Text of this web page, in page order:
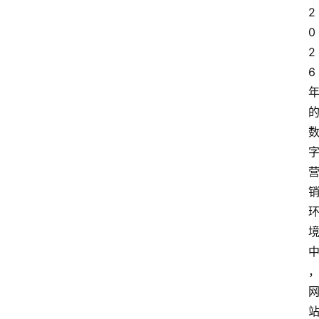
2
0
2
6
年
的
数
字
营
销
环
境
中
，
网
站